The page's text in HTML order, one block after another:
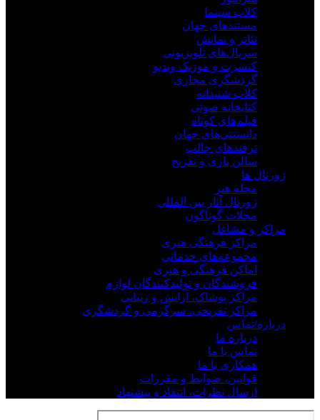
کلاب سینما
مستندهای جهان
تئاتر و نمایش
سریال‌های تلویزیونی
کنسرت و موزیک ویدیو
گردشگری مجازی
کلاب شنیدانه
کتابخانه صوتی
فیلم‌های کوتاه
دانستنی‌های جهان
ترفندهای جالب
سالن بازی و تفریح
ژورنال ها
مجله هنر
ژورنال آثار بین المللی
مجلات گوناگون
مراکز و مشاغل
مراکز فرهنگی هنری
مجموعه‌های خدماتی
اماکن فرهنگی و هنری
فروشندگان و تولیدکنندگان لوازم
مراکز پوشاک، آرایش و زیبایی
مراکز تفریحی، سرگرمی و گردشگری
درباره/تماس
درباره ما
تماس با ما
همکاری با ما
قوانین، ضوابط و مقررات
ارسال نظرات، انتقاد و پیشنهاد